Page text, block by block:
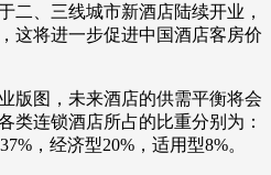
二、三线城市新酒店陆续开业，
这将进一步促进中国酒店客房价
版图，未来酒店的供需平衡将会
类连锁酒店所占的比重分别为：
，经济型20%，适用型8%。